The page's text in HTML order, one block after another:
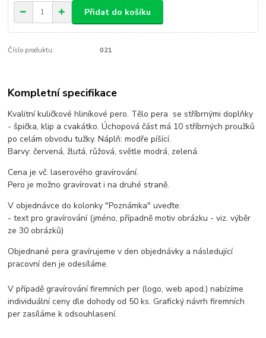
Přidat do košíku
Číslo produktu: 021
Kompletní specifikace
Kvalitní kuličkové hliníkové pero. Tělo pera se stříbrnými doplňky
- špička, klip a cvakátko. Úchopová část má 10 stříbrných proužků
po celám obvodu tužky. Náplň: modře píšící.
Barvy: červená, žlutá, růžová, světle modrá, zelená.
Cena je vč. laserového gravírování.
Pero je možno gravírovat i na druhé straně.
V objednávce do kolonky "Poznámka" uveďte:
- text pro gravírování (jméno, případně motiv obrázku - viz. výběr
ze 30 obrázků)
Objednané pera gravírujeme v den objednávky a následující
pracovní den je odesíláme.
V případě gravírování firemních per (logo, web apod.) nabízíme
individuální ceny dle dohody od 50 ks. Grafický návrh firemních
per zasíláme k odsouhlasení.